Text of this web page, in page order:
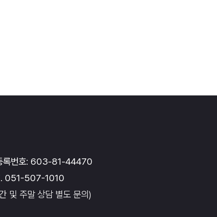
록번호: 603-81-44470
051-507-1010
및 주말 상담 별도 문의)